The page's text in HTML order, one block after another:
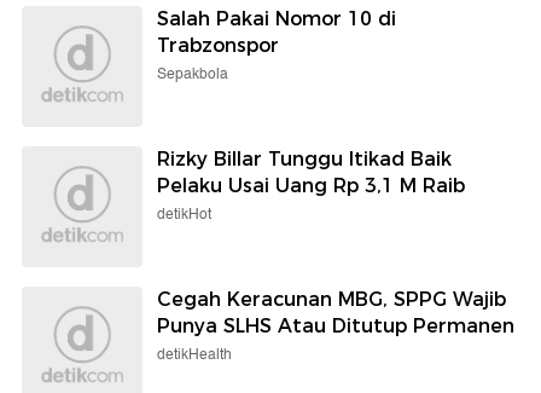
Salah Pakai Nomor 10 di
Trabzonspor
Sepakbola
Rizky Billar Tunggu Itikad Baik
Pelaku Usai Uang Rp 3,1 M Raib
detikHot
Cegah Keracunan MBG, SPPG Wajib
Punya SLHS Atau Ditutup Permanen
detikHealth